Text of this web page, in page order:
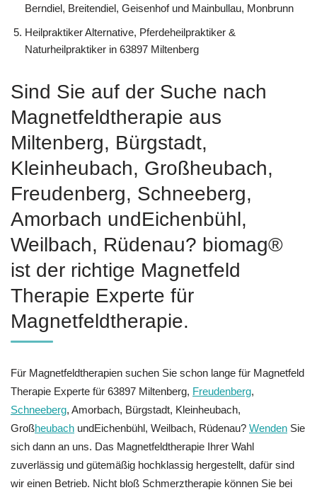
Berndiel, Breitendiel, Geisenhof und Mainbullau, Monbrunn
Heilpraktiker Alternative, Pferdeheilpraktiker &
Naturheilpraktiker in 63897 Miltenberg
Sind Sie auf der Suche nach
Magnetfeldtherapie aus
Miltenberg, Bürgstadt,
Kleinheubach, Großheubach,
Freudenberg, Schneeberg,
Amorbach undEichenbühl,
Weilbach, Rüdenau? biomag®
ist der richtige Magnetfeld
Therapie Experte für
Magnetfeldtherapie.
Für Magnetfeldtherapien suchen Sie schon lange für Magnetfeld
Therapie Experte für 63897 Miltenberg, Freudenberg,
Schneeberg, Amorbach, Bürgstadt, Kleinheubach,
Großheubach undEichenbühl, Weilbach, Rüdenau? Wenden Sie
sich dann an uns. Das Magnetfeldtherapie Ihrer Wahl
zuverlässig und gütemäßig hochklassig hergestellt, dafür sind
wir einen Betrieb. Nicht bloß Schmerztherapie können Sie bei